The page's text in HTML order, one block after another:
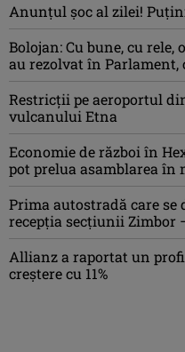
Anunţul şoc al zilei!
Bolojan: Cu bune, cu rele,
au rezolvat în
Restricții pe aeroportul
vulcanului Etna
Economie de război în
pot prelua asamblarea în
Prima autostradă care se
recepția secțiunii Zimbor
Allianz a raportat un
creștere cu 11%